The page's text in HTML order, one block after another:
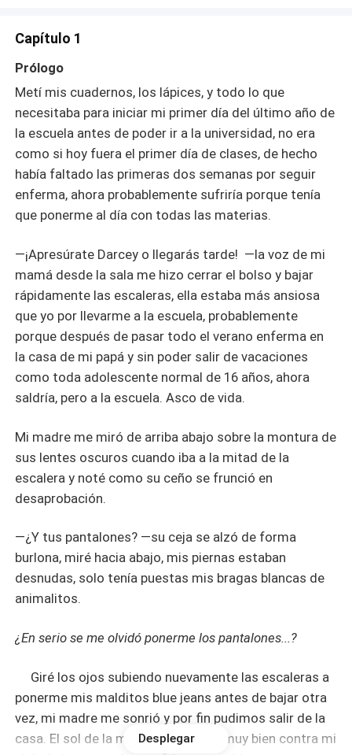
Capítulo 1
Prólogo
Metí mis cuadernos, los lápices, y todo lo que
necesitaba para iniciar mi primer día del último año de
la escuela antes de poder ir a la universidad, no era
como si hoy fuera el primer día de clases, de hecho
había faltado las primeras dos semanas por seguir
enferma, ahora probablemente sufriría porque tenía
que ponerme al día con todas las materias.
—¡Apresúrate Darcey o llegarás tarde! —la voz de mi
mamá desde la sala me hizo cerrar el bolso y bajar
rápidamente las escaleras, ella estaba más ansiosa
que yo por llevarme a la escuela, probablemente
porque después de pasar todo el verano enferma en
la casa de mi papá y sin poder salir de vacaciones
como toda adolescente normal de 16 años, ahora
saldría, pero a la escuela. Asco de vida.
Mi madre me miró de arriba abajo sobre la montura de
sus lentes oscuros cuando iba a la mitad de la
escalera y noté como su ceño se frunció en
desaprobación.
—¿Y tus pantalones? —su ceja se alzó de forma
burlona, miré hacia abajo, mis piernas estaban
desnudas, solo tenía puestas mis bragas blancas de
animalitos.
¿En serio se me olvidó ponerme los pantalones...?
Giré los ojos subiendo nuevamente las escaleras a
ponerme mis malditos blue jeans antes de bajar otra
vez, mi madre me sonrió y por fin pudimos salir de la
casa. El sol de la mañana se sentía muy bien contra mi
Desplegar